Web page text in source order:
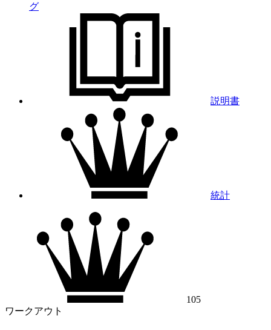
グ
説明書
統計
105
ワークアウト